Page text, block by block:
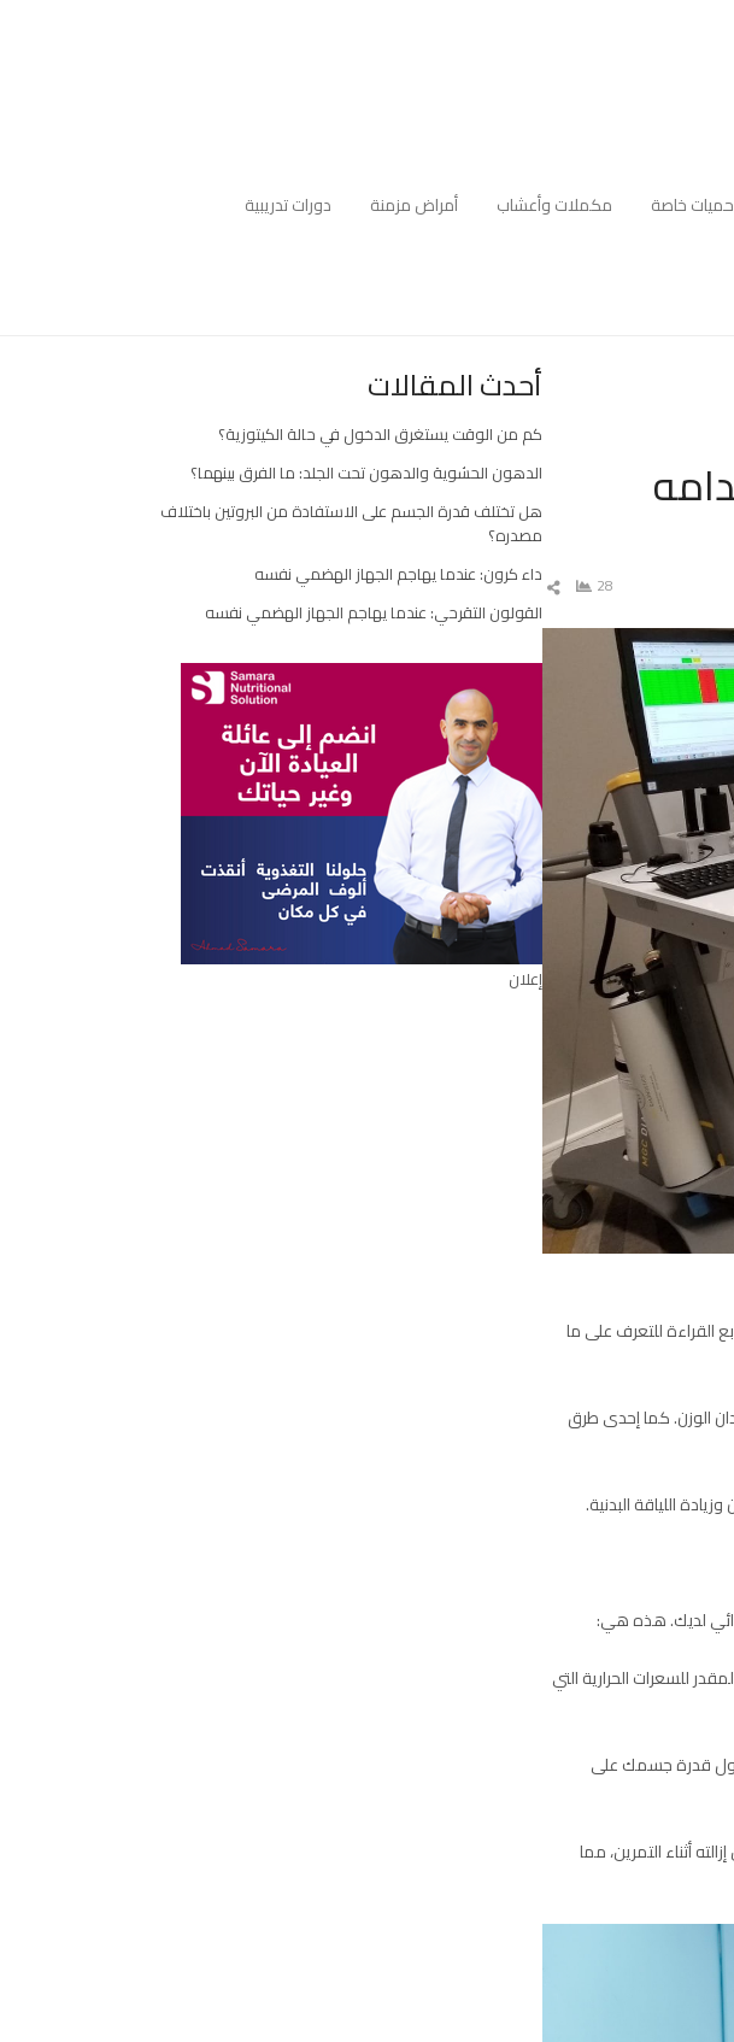
حميات خاصة مكملات وأعشاب أمراض مزمنة
دورات تدريبية
28
شارك
المقال
القراءة للتعرف على ما
الوزن. كما إحدى طرق
اللياقة البدنية.
لديك. هذه هي:
للسعرات الحرارية التي
حول قدرة جسمك على
أثناء التمرين، مما
أحدث المقالات
كم من الوقت يستغرق الدخول في حالة الكيتوزية؟
الدهون الحشوية والدهون تحت الجلد: ما الفرق بينهما؟
هل تختلف قدرة الجسم على الاستفادة من البروتين باختلاف
مصدره؟
داء كرون: عندما يهاجم الجهاز الهضمي نفسه
القولون التقرحي: عندما يهاجم الجهاز الهضمي نفسه
إعلان